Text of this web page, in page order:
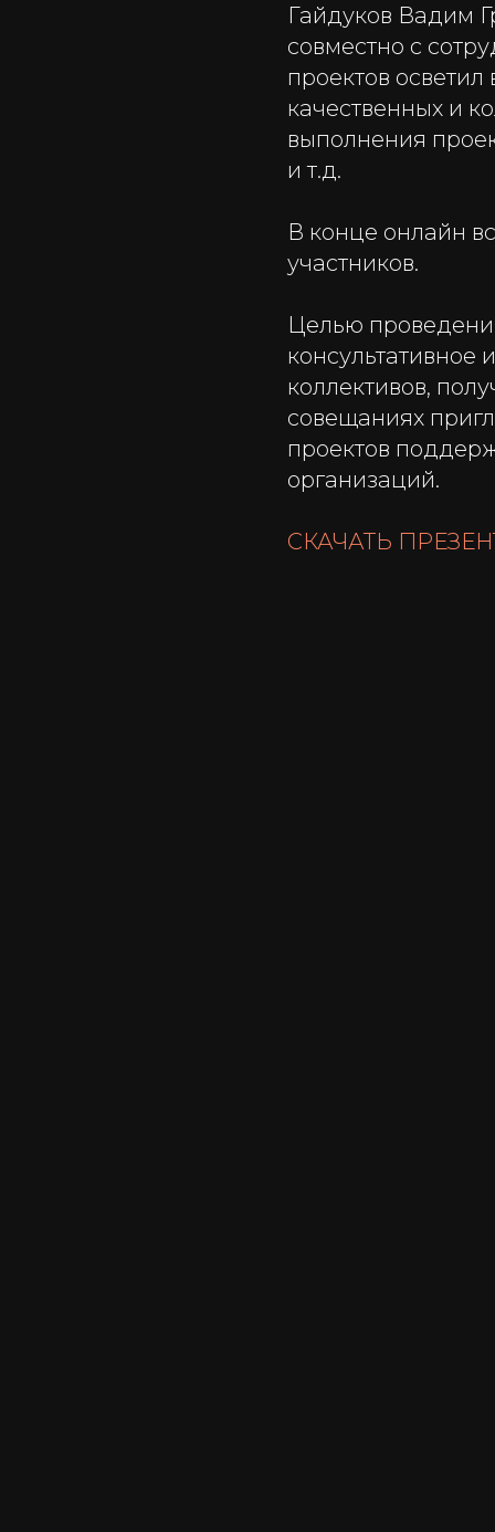
Гайдуков Вадим
совместно с
проектов
качественных и
выполнения
и т.д.
В конце онлайн
участников.
Целью
коллективов,
совещаниях
проектов
организаций.
СКАЧАТЬ